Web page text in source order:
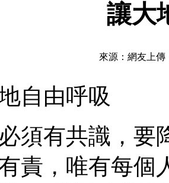
讓大
來源：網友上
由呼吸
有共識，要
責，唯有每個